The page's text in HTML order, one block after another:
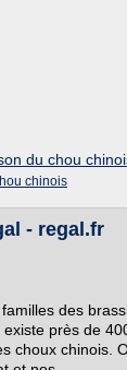
du chou
chinois
- regal.fr
des
près de
choux chinois.